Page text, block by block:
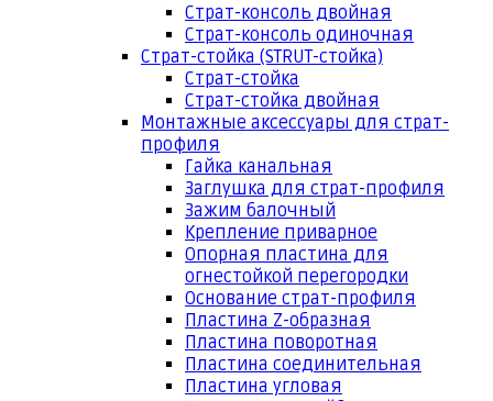
Страт-консоль двойная
Страт-консоль одиночная
Страт-стойка (STRUT-стойка)
Страт-стойка
Страт-стойка двойная
Монтажные аксессуары для страт-
профиля
Гайка канальная
Заглушка для страт-профиля
Зажим балочный
Крепление приварное
Опорная пластина для
огнестойкой перегородки
Основание страт-профиля
Пластина Z-образная
Пластина поворотная
Пластина соединительная
Пластина угловая